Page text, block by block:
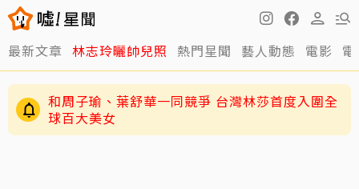
最新文章 林志玲曬帥兒照 熱門星聞 藝人動態 電影
和周子瑜、葉舒華一同競爭 台灣林莎首度入圍全
球百大美女